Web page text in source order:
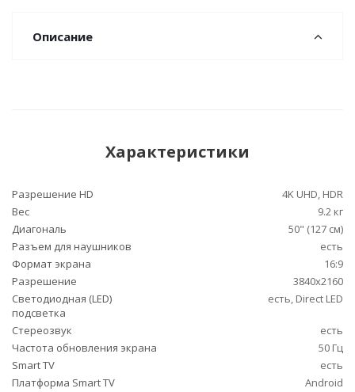
Описание
Характеристики
Разрешение HD
4K UHD, HDR
Вес
9.2 кг
Диагональ
50" (127 см)
Разъем для наушников
есть
Формат экрана
16:9
Разрешение
3840x2160
Светодиодная (LED)
подсветка
есть, Direct LED
Стереозвук
есть
Частота обновления экрана
50 Гц
Smart TV
есть
Платформа Smart TV
Android